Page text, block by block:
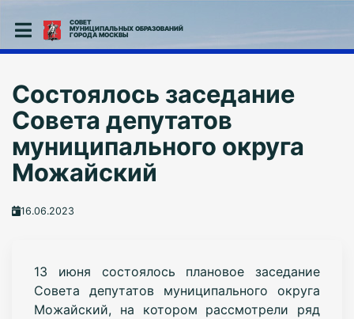
СОВЕТ
МУНИЦИПАЛЬНЫХ ОБРАЗОВАНИЙ
ГОРОДА МОСКВЫ
Состоялось заседание
Совета депутатов
муниципального округа
Можайский
16.06.2023
13 июня состоялось плановое заседание
Совета депутатов муниципального округа
Можайский, на котором рассмотрели ряд